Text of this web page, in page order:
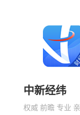
中新经纬
权威 前瞻 专业